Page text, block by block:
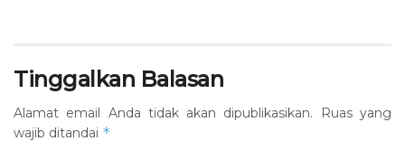
Tinggalkan Balasan
Alamat email Anda tidak akan dipublikasikan.
Ruas yang
wajib ditandai *